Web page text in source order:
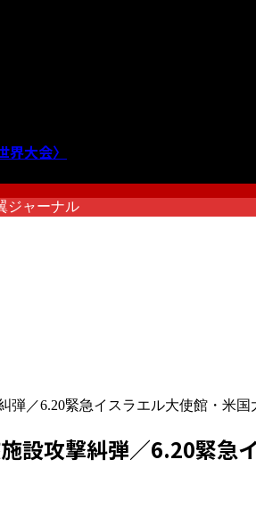
大会〉
ジャーナル
弾／6.20緊急イスラエル大使館・米国
設攻撃糾弾／6.20緊急